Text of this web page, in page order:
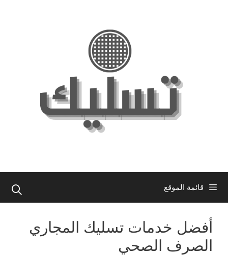
قائمة الموقع
أفضل خدمات تسليك المجاري
الصرف الصحي